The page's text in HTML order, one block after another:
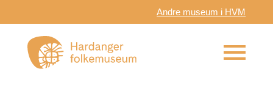
Andre museum i HVM